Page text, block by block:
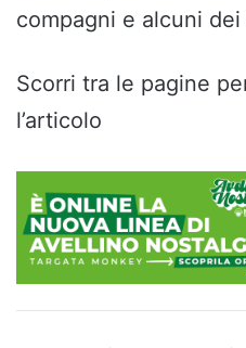
compagni e alcuni
Scorri tra le pagine
l’articolo